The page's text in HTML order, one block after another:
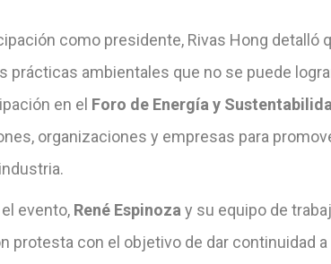
como presidente, Rivas Hong detalló
prácticas ambientales que no se puede
en el Foro de Energía y
organizaciones y empresas para
evento, René Espinoza y su equipo de
protesta con el objetivo de dar continuidad